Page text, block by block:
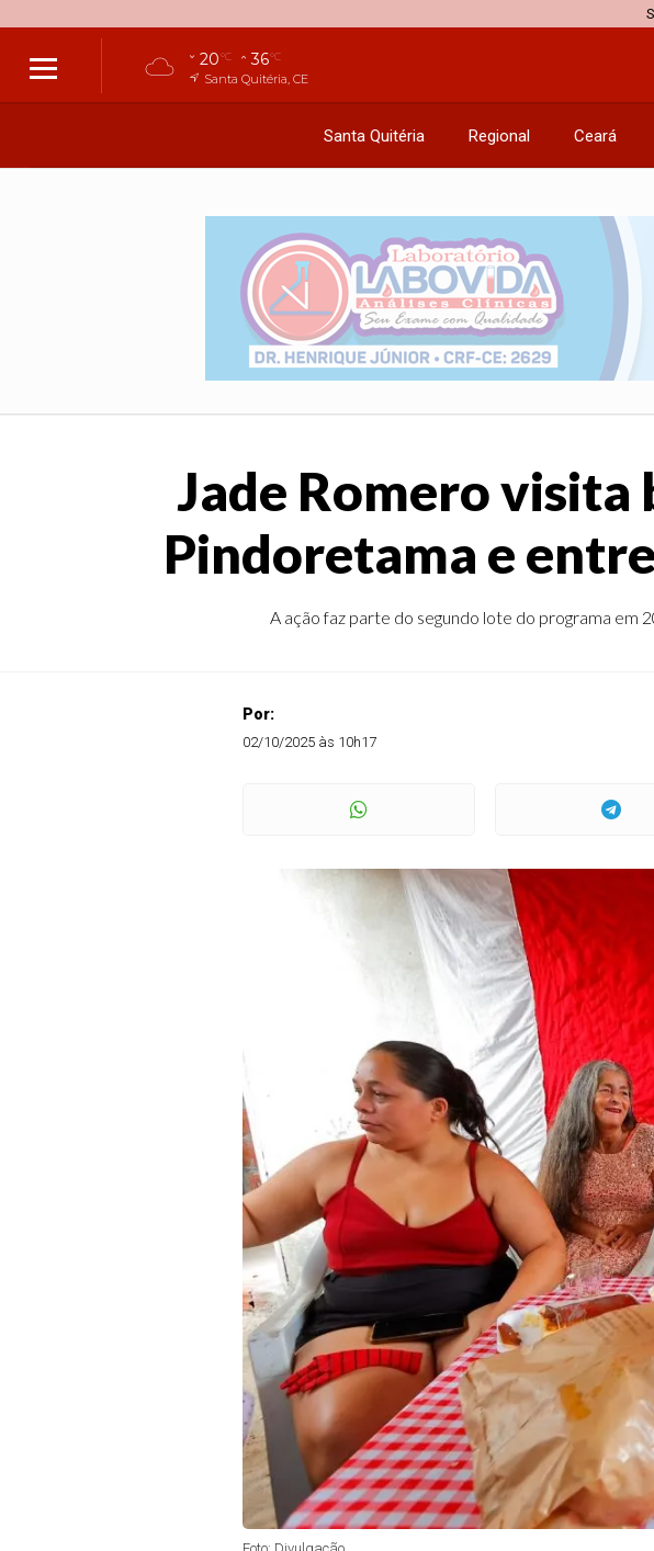
20°C 36°C
Santa Quitéria, CE
Santa Quitéria Regional Ceará
Jade Romero visita
Pindoretama e
A ação faz parte do segundo lote do programa em
Por:
02/10/2025 às 10h17